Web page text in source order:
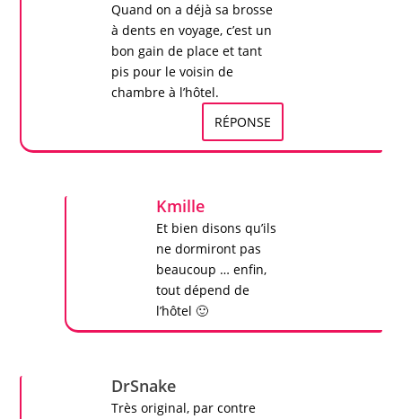
Quand on a déjà sa brosse
à dents en voyage, c’est un
bon gain de place et tant
pis pour le voisin de
chambre à l’hôtel.
RÉPONSE
Kmille
Et bien disons qu’ils
ne dormiront pas
beaucoup … enfin,
tout dépend de
l’hôtel 🙂
DrSnake
Très original, par contre